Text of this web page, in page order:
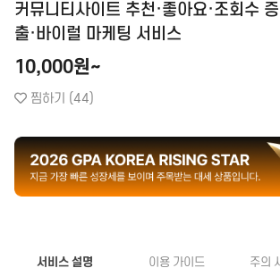
앱│어플
구글플레이│AOS
앱스토어│IOS
원스토어
클라우드서버
SEO│검
트래
파워링크
쇼핑검색광고
커뮤니티사이트 추천·좋아요·조회수
출·바이럴 마케팅 서비스
10,000원~
찜하기 (44)
서비스 설명 이용 가이드 주의